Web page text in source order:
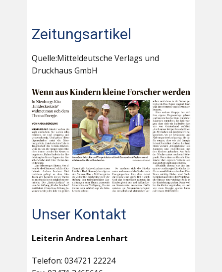
Zeitungsartikel
Quelle:Mitteldeutsche Verlags und
Druckhaus GmbH
Unser Kontakt
Leiterin Andrea Lenhart
Telefon: 034721 22224